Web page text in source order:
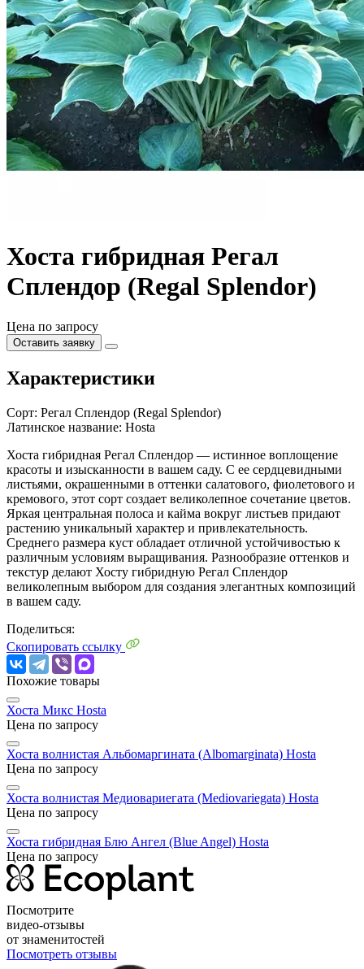
Хоста гибридная Регал
Сплендор (Regal Splendor)
Цена по запросу
Оставить заявку
Характеристики
Сорт: Регал Сплендор (Regal Splendor)
Латинское название: Hosta
Хоста гибридная Регал Сплендор — истинное воплощение
красоты и изысканности в вашем саду. С ее сердцевидными
листьями, окрашенными в оттенки салатового, фиолетового и
кремового, этот сорт создает великолепное сочетание цветов.
Яркая центральная полоса и кайма вокруг листьев придают
растению уникальный характер и привлекательность.
Среднего размера куст обладает отличной устойчивостью к
различным условиям выращивания. Разнообразие оттенков и
текстур делают Хосту гибридную Регал Сплендор
великолепным выбором для создания элегантных композиций
в вашем саду.
Поделиться:
Скопировать ссылку
Похожие товары
Хоста Микс Hosta
Цена по запросу
Хоста волнистая Альбомаргината (Albomarginata) Hosta
Цена по запросу
Хоста волнистая Медиовариегата (Mediovariegata) Hosta
Цена по запросу
Хоста гибридная Блю Ангел (Blue Angel) Hosta
Цена по запросу
Посмотрите
видео-отзывы
от знаменитостей
Посмотреть отзывы